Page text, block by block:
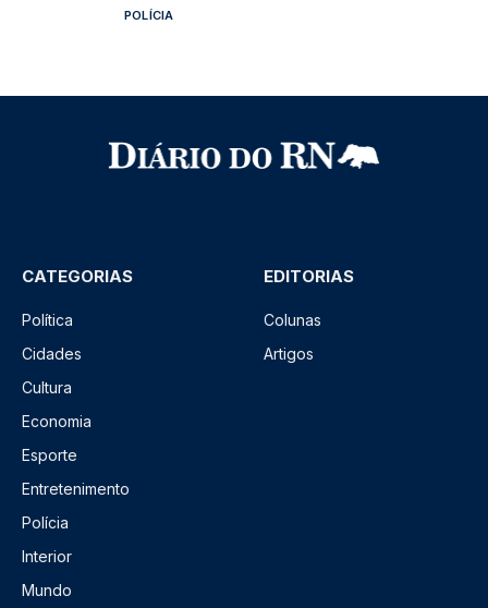
POLÍCIA
CATEGORIAS
Política
Cidades
Cultura
Economia
Esporte
Entretenimento
Polícia
Interior
Mundo
EDITORIAS
Colunas
Artigos